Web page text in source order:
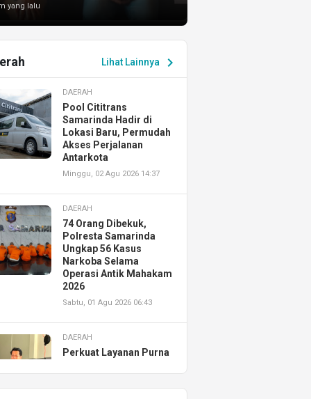
yang lalu
Lihat Lainnya chevron_right
DAERAH
Pool Cititrans
Samarinda Hadir di
Lokasi Baru, Permudah
Akses Perjalanan
Antarkota
Minggu, 02 Agu 2026 14:37
DAERAH
74 Orang Dibekuk,
Polresta Samarinda
Ungkap 56 Kasus
Narkoba Selama
Operasi Antik Mahakam
2026
Sabtu, 01 Agu 2026 06:43
DAERAH
Perkuat Layanan Purna
Resmikan AHASS